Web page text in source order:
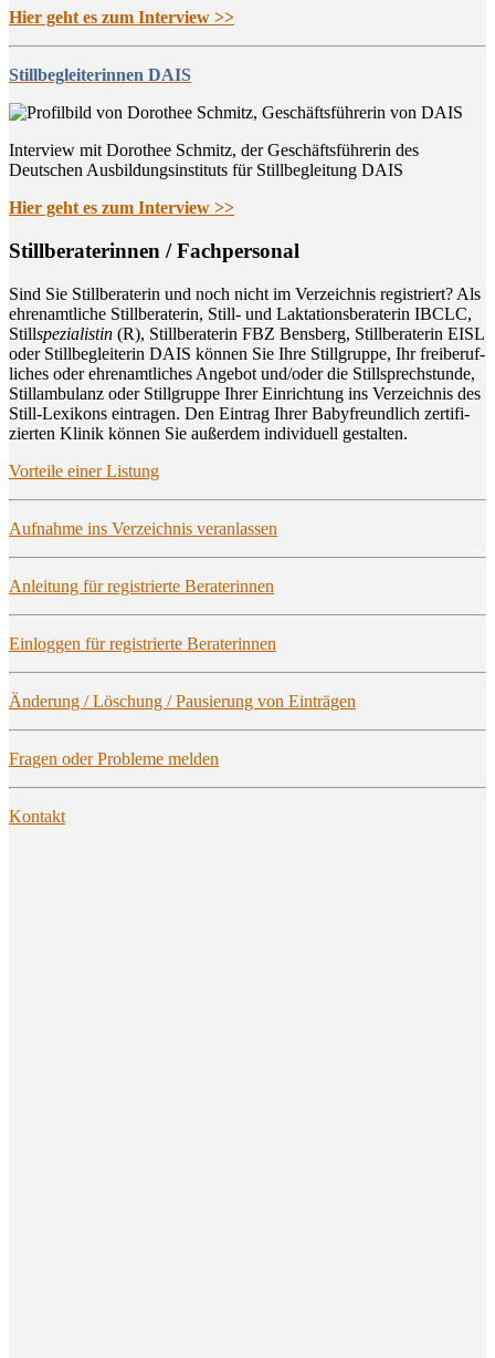
Hier geht es zum Interview >>
Stillbegleiterinnen DAIS
Interview mit Dorothee Schmitz, der Geschäftsführerin des
Deutschen Ausbildungsinstituts für Stillbegleitung DAIS
Hier geht es zum Interview >>
Still­be­ra­te­rin­nen / Fachpersonal
Sind Sie Still­be­ra­te­rin und noch nicht im Ver­zeich­nis regis­triert? Als
ehren­amt­li­che Still­be­ra­te­rin, Still- und Lak­ta­ti­ons­be­ra­te­rin IBCLC,
Stillspe­zia­lis­tin (R), Still­be­ra­te­rin FBZ Bens­berg, Still­be­ra­te­rin EISL
oder Still­be­glei­te­rin DAIS kön­nen Sie Ihre Still­grup­pe, Ihr frei­be­ruf­
li­ches oder ehren­amt­li­ches Ange­bot und/oder die Still­sprech­stun­de,
Still­am­bu­lanz oder Still­grup­pe Ihrer Ein­rich­tung ins Ver­zeich­nis des
Still-Lexi­kons ein­tra­gen. Den Ein­trag Ihrer Baby­freund­lich zer­ti­fi­
zier­ten Kli­nik kön­nen Sie außer­dem indi­vi­du­ell gestalten.
Vor­tei­le einer Listung
Auf­nah­me ins Ver­zeich­nis veranlassen
Anlei­tung für regis­trier­te Beraterinnen
Ein­log­gen für regis­trier­te Beraterinnen
Ände­rung / Löschung / Pau­sie­rung von Einträgen
Fra­gen oder Pro­ble­me melden
Kon­takt